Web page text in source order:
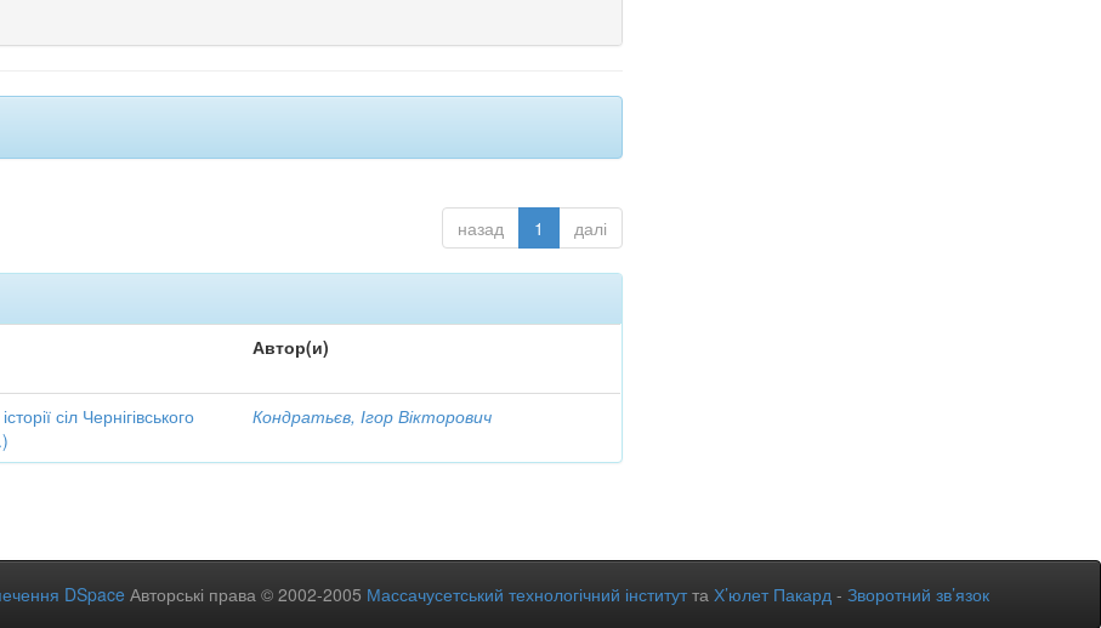
назад 1 далі
Автор(и)
сіл Чернігівського
Кондратьєв, Ігор Вікторович
DSpace Авторські права © 2002-2005 Массачусетський технологічний інститутта Х’юлет Пакард - Зворотний зв’язок